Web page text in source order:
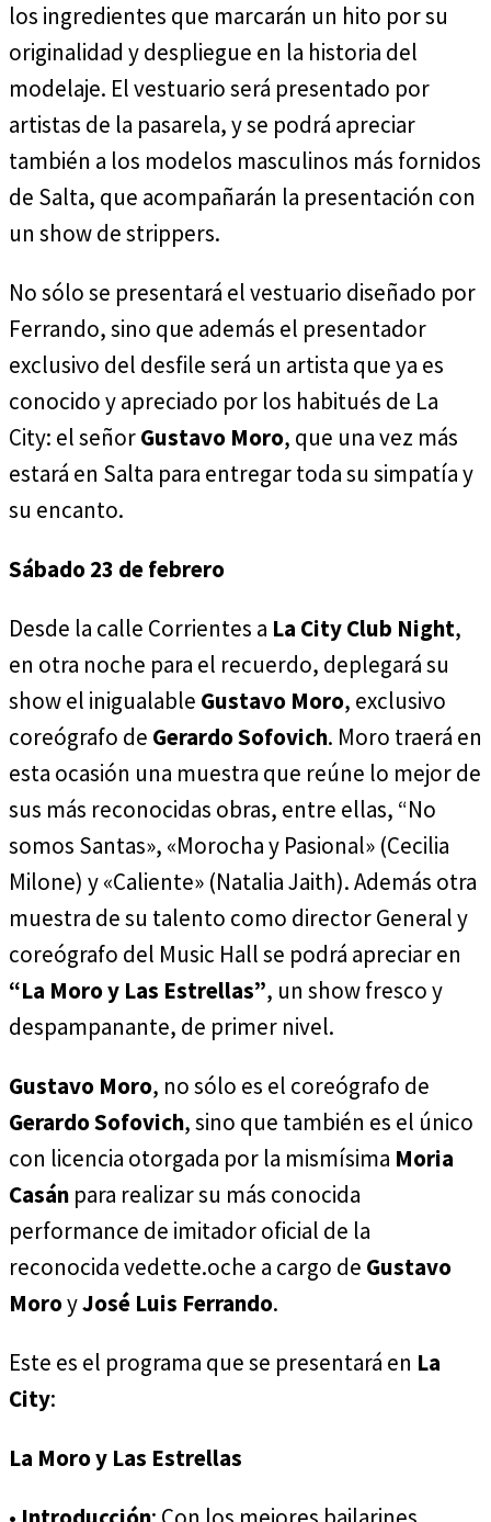
los ingredientes que marcarán un hito por su
originalidad y despliegue en la historia del
modelaje. El vestuario será presentado por
artistas de la pasarela, y se podrá apreciar
también a los modelos masculinos más fornidos
de Salta, que acompañarán la presentación con
un show de strippers.
No sólo se presentará el vestuario diseñado por
Ferrando, sino que además el presentador
exclusivo del desfile será un artista que ya es
conocido y apreciado por los habitués de La
City: el señorGustavo Moro, que una vez más
estará en Salta para entregar toda su simpatía y
su encanto.
Sábado 23 de febrero
Desde la calle Corrientes a La City Club Night,
en otra noche para el recuerdo, deplegará su
show el inigualable Gustavo Moro, exclusivo
coreógrafo de Gerardo Sofovich. Moro traerá en
esta ocasión una muestra que reúne lo mejor de
sus más reconocidas obras, entre ellas, “No
somos Santas», «Morocha y Pasional» (Cecilia
Milone) y «Caliente» (Natalia Jaith). Además otra
muestra de su talento como director General y
coreógrafo del Music Hall se podrá apreciar en
“La Moro y Las Estrellas”, un show fresco y
despampanante, de primer nivel.
Gustavo Moro, no sólo es el coreógrafo de
Gerardo Sofovich, sino que también es el único
con licencia otorgada por la mismísima Moria
Casán para realizar su más conocida
performance de imitador oficial de la
reconocida vedette.oche a cargo de Gustavo
MoroyJosé Luis Ferrando.
Este es el programa que se presentará en La
City:
La Moro y Las Estrellas